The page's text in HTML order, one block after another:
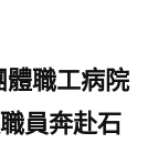
億
嵐
職工病院
員奔赴石